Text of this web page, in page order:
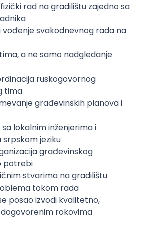
rad na gradilištu zajedno sa
vođenje svakodnevnog rada na
a ne samo nadgledanje
ruskogovornog
tima
građevinskih planova i
lokalnim inženjerima i
jeziku
građevinskog
potrebi
stvarima na gradilištu
tokom rada
posao izvodi kvalitetno,
rokovima